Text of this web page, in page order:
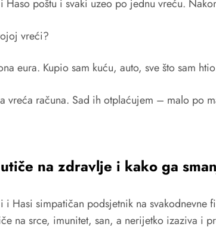
poštu i svaki uzeo po jednu vreću.
vreći?
eura. Kupio sam kuću, auto, sve što sam
vreća računa. Sad ih otplaćujem – malo po
na zdravlje i kako ga
Hasi simpatičan podsjetnik na
na srce, imunitet, san, a nerijetko izaziva i